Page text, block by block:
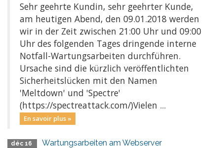
Sehr geehrte Kundin, sehr geehrter Kunde,
am heutigen Abend, den 09.01.2018 werden
wir in der Zeit zwischen 21:00 Uhr und 09:00
Uhr des folgenden Tages dringende interne
Notfall-Wartungsarbeiten durchführen.
Ursache sind die kürzlich veröffentlichten
Sicherheitslücken mit den Namen
'Meltdown' und 'Spectre'
(https://spectreattack.com/)Vielen ...
En savoir plus »
déc 16 Wartungsarbeiten am Webserver